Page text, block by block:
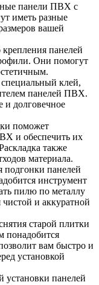
панели ПВХ с
иметь разные
вашей
панелей
Они помогут
клей,
панелей ПВХ.
и долговечное
поможет
и обеспечить их
также
материала.
подгонки панелей
инструмент
пилю по металлу
и аккуратной
старой плитки
понадобится
вам быстро и
установкой
установки панелей